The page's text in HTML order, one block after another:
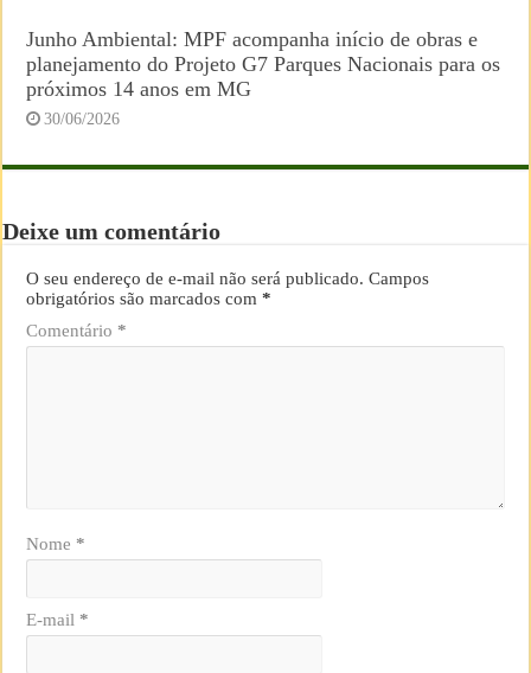
Junho Ambiental: MPF acompanha início de obras e
planejamento do Projeto G7 Parques Nacionais para os
próximos 14 anos em MG
30/06/2026
Deixe um comentário
O seu endereço de e-mail não será publicado. Campos
obrigatórios são marcados com*
Comentário *
Nome *
E-mail *